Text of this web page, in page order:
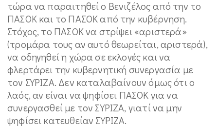
τώρα να παραιτηθεί ο Βενιζέλος από την το
ΠΑΣΟΚ και το ΠΑΣΟΚ από την κυβέρνηση.
Στόχος, το ΠΑΣΟΚ να στρίψει «αριστερά»
(τρομάρα τους αν αυτό θεωρείται, αριστερά),
να οδηγηθεί η χώρα σε εκλογές και να
φλερτάρει την κυβερνητική συνεργασία με
τον ΣΥΡΙΖΑ. Δεν καταλαβαίνουν όμως ότι ο
λαός, αν είναι να ψηφίσει ΠΑΣΟΚ για να
συνεργασθεί με τον ΣΥΡΙΖΑ, γιατί να μην
ψηφίσει κατευθείαν ΣΥΡΙΖΑ.